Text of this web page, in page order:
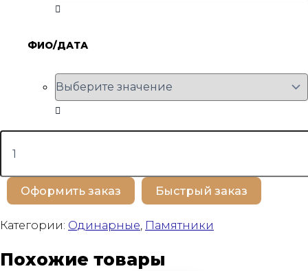
ФИО/ДАТА
Количество
товара
Оформить заказ Быстрый заказ
Категории: Одинарные Памятники
Похожие товары